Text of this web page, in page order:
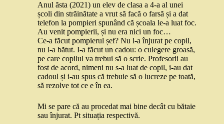
Anul ăsta (2021) un elev de clasa a 4-a al unei
școli din străinătate a vrut să facă o farsă și a dat
telefon la pompieri spunând că școala le-a luat foc.
Au venit pompierii, și nu era nici un foc…
Ce-a făcut pompierul șef? Nu l-a înjurat pe copil,
nu l-a bătut. I-a făcut un cadou: o culegere groasă,
pe care copilul va trebui să o scrie. Profesorii au
fost de acord, nimeni nu s-a luat de copil, i-au dat
cadoul și i-au spus că trebuie să o lucreze pe toată,
să rezolve tot ce e în ea.
Mi se pare că au procedat mai bine decât cu bătaie
sau înjurat. Pt situația respectivă.